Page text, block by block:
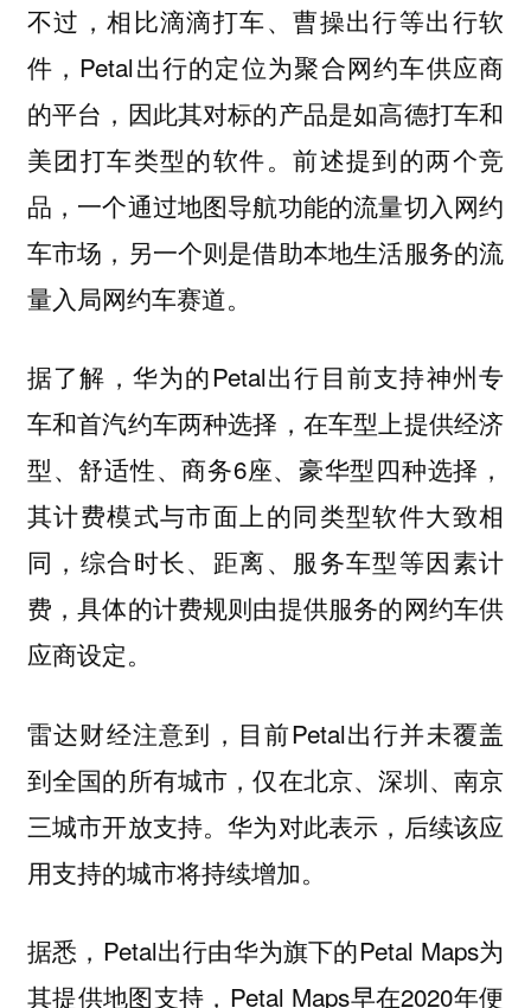
不过，相比滴滴打车、曹操出行等出行软
件，Petal出行的定位为聚合网约车供应商
的平台，因此其对标的产品是如高德打车和
美团打车类型的软件。前述提到的两个竞
品，一个通过地图导航功能的流量切入网约
车市场，另一个则是借助本地生活服务的流
量入局网约车赛道。
据了解，华为的Petal出行目前支持神州专
车和首汽约车两种选择，在车型上提供经济
型、舒适性、商务6座、豪华型四种选择，
其计费模式与市面上的同类型软件大致相
同，综合时长、距离、服务车型等因素计
费，具体的计费规则由提供服务的网约车供
应商设定。
雷达财经注意到，目前Petal出行并未覆盖
到全国的所有城市，仅在北京、深圳、南京
三城市开放支持。华为对此表示，后续该应
用支持的城市将持续增加。
据悉，Petal出行由华为旗下的Petal Maps为
其提供地图支持，Petal Maps早在2020年便